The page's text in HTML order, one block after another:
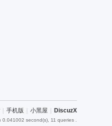
手机版 小黑屋 DiscuzX
0.041002 second(s), 11 queries .